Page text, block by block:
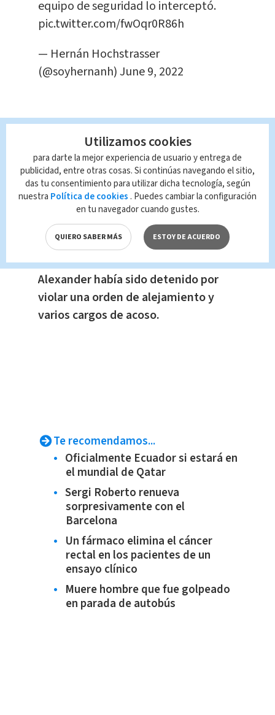
equipo de seguridad lo interceptó.
pic.twitter.com/fwOqr0R86h
— Hernán Hochstrasser
(@soyhernanh)June 9, 2022
En agosto del 2020, el hombre mostró
su apoyo público a Britney durante un
mitin del movimiento #FreeBritney
que se llevó acabo en la corte de Los
Ángeles y ante las cámaras aseguró
que seguía en contacto con Spears.
A inicios de este año trascendió que
Alexander había sido detenido por
violar una orden de alejamiento y
varios cargos de acoso.
Te recomendamos...
Oficialmente Ecuador si estará en
el mundial de Qatar
Sergi Roberto renueva
sorpresivamente con el
Barcelona
Un fármaco elimina el cáncer
rectal en los pacientes de un
ensayo clínico
Muere hombre que fue golpeado
en parada de autobús
Utilizamos cookies
para darte la mejor experiencia de usuario y entrega de
publicidad, entre otras cosas. Si continúas navegando el sitio,
das tu consentimiento para utilizar dicha tecnología, según
nuestra Política de cookies . Puedes cambiar la configuración
en tu navegador cuando gustes.
QUIERO SABER MÁS ESTOY DE ACUERDO